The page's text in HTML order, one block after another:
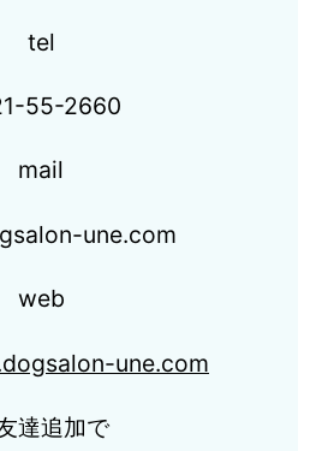
tel
55-2660
mail
une.com
web
une.com
達追加で